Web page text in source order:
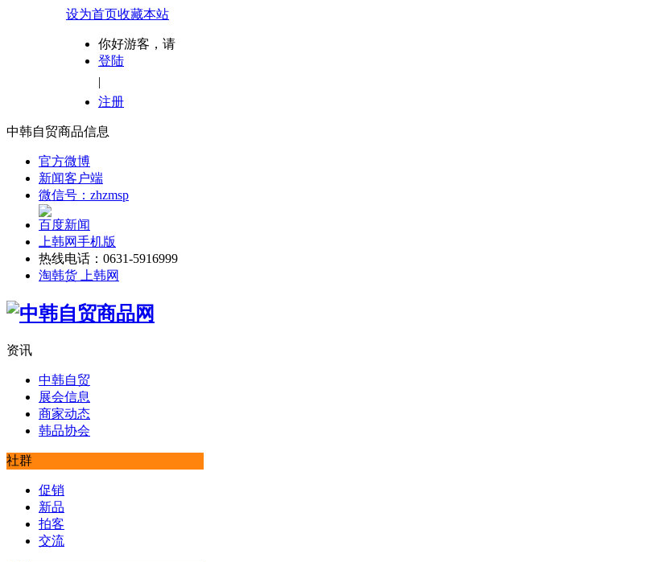
设为首页收藏本站
你好游客，请
登陆
|
注册
中韩自贸商品信息
官方微博
新闻客户端
微信号：zhzmsp
百度新闻
上韩网手机版
热线电话：0631-5916999
淘韩货 上韩网
资讯
中韩自贸
展会信息
商家动态
韩品协会
社群
促销
新品
拍客
交流